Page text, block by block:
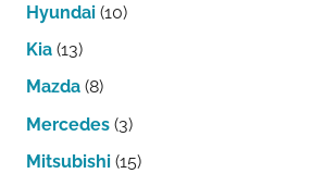
Hyundai (10)
Kia (13)
Mazda (8)
Mercedes (3)
Mitsubishi (15)